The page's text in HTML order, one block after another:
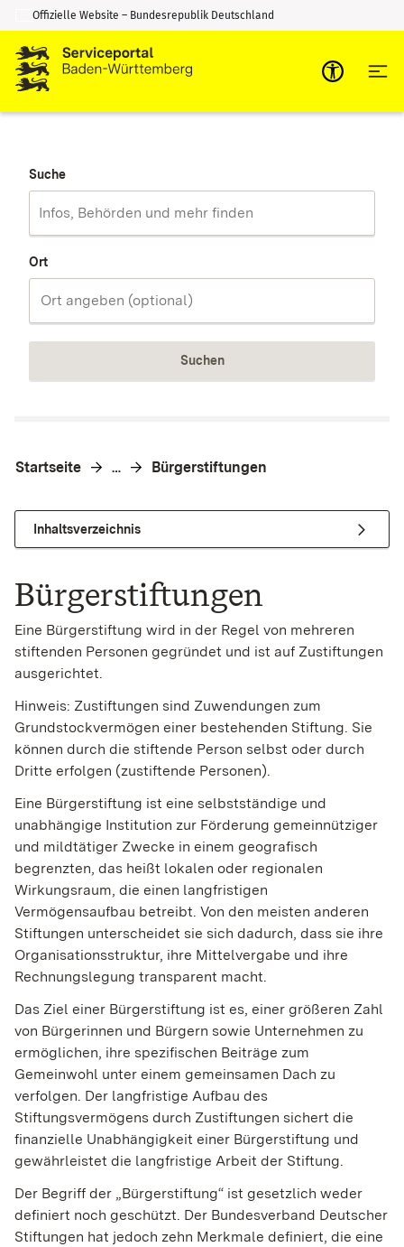
Zum Inhalt springen
Zur Suche springen
Offizielle Website – Bundesrepublik Deutschland
Suche
Ort
Suchen
Startseite … Bürgerstiftungen
Inhaltsverzeichnis
Bürgerstiftungen
Eine Bürgerstiftung wird in der Regel von mehreren
stiftenden Personen gegründet und ist auf Zustiftungen
ausgerichtet.
Hinweis: Zustiftungen sind Zuwendungen zum
Grundstockvermögen einer bestehenden Stiftung. Sie
können durch die stiftende Person selbst oder durch
Dritte erfolgen (zustiftende Personen).
Eine Bürgerstiftung ist eine selbstständige und
unabhängige Institution zur Förderung gemeinnütziger
und mildtätiger Zwecke in einem geografisch
begrenzten, das heißt lokalen oder regionalen
Wirkungsraum, die einen langfristigen
Vermögensaufbau betreibt. Von den meisten anderen
Stiftungen unterscheidet sie sich dadurch, dass sie ihre
Organisationsstruktur, ihre Mittelvergabe und ihre
Rechnungslegung transparent macht.
Das Ziel einer Bürgerstiftung ist es, einer größeren Zahl
von Bürgerinnen und Bürgern sowie Unternehmen zu
ermöglichen, ihre spezifischen Beiträge zum
Gemeinwohl unter einem gemeinsamen Dach zu
verfolgen. Der langfristige Aufbau des
Stiftungsvermögens durch Zustiftungen sichert die
finanzielle Unabhängigkeit einer Bürgerstiftung und
gewährleistet die langfristige Arbeit der Stiftung.
Der Begriff der „Bürgerstiftung“ ist gesetzlich weder
definiert noch geschützt. Der Bundesverband Deutscher
Stiftungen hat jedoch zehn Merkmale definiert, die eine